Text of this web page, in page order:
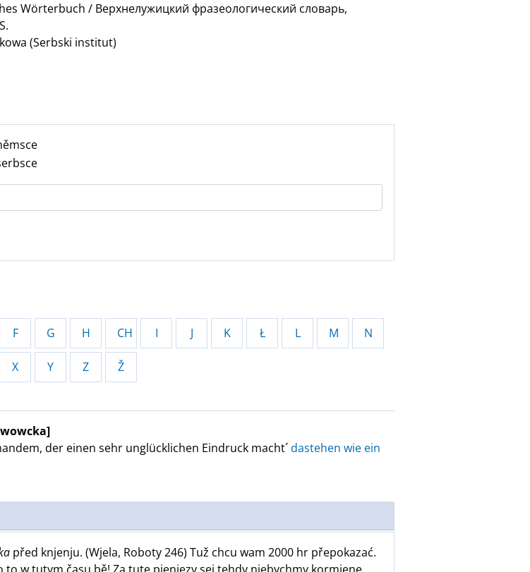
Wörterbuch / Верхнелужицкий фразеологический словарь,
(Serbski institut)
F G H CH I J K Ł L M N
X Y Z Ž
der einen sehr unglücklichen Eindruck macht´dastehen wie ein
před knjenju. (Wjela, Roboty 246) Tuž chcu wam 2000 hr přepokazać.